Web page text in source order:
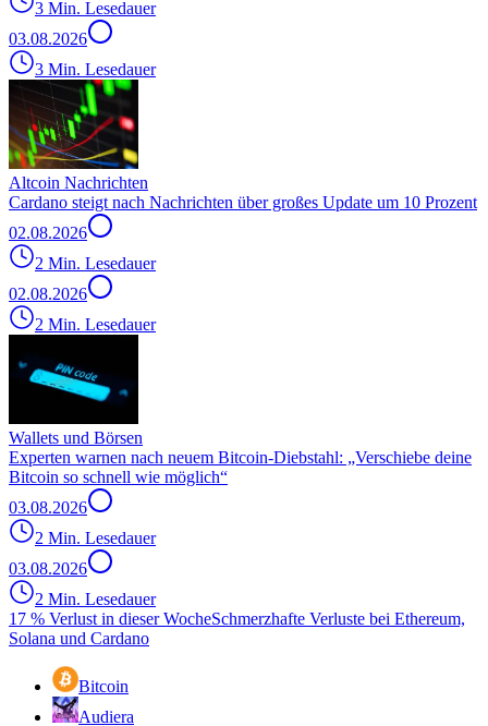
3 Min. Lesedauer
03.08.2026
3 Min. Lesedauer
Altcoin Nachrichten
Cardano steigt nach Nachrichten über großes Update um 10 Prozent
02.08.2026
2 Min. Lesedauer
02.08.2026
2 Min. Lesedauer
Wallets und Börsen
Experten warnen nach neuem Bitcoin-Diebstahl: „Verschiebe deine
Bitcoin so schnell wie möglich“
03.08.2026
2 Min. Lesedauer
03.08.2026
2 Min. Lesedauer
17 % Verlust in dieser WocheSchmerzhafte Verluste bei Ethereum,
Solana und Cardano
Bitcoin
Audiera